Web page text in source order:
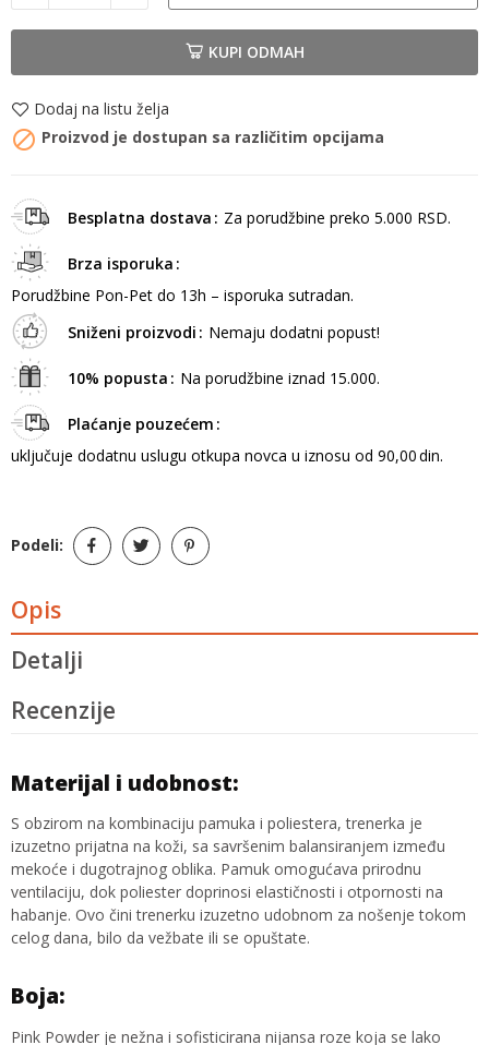
KUPI ODMAH
Dodaj na listu želja
 Proizvod je dostupan sa različitim opcijama
Besplatna dostava Za porudžbine preko 5.000 RSD.
Brza isporuka
Porudžbine Pon-Pet do 13h – isporuka sutradan.
Sniženi proizvodi
Nemaju dodatni popust!
10% popusta Na porudžbine iznad 15.000.
Plaćanje pouzećem
uključuje dodatnu uslugu otkupa novca u iznosu od 90,00 din.
Podeli:
Opis
Detalji
Recenzije
Materijal i udobnost:
S obzirom na kombinaciju pamuka i poliestera, trenerka je
izuzetno prijatna na koži, sa savršenim balansiranjem između
mekoće i dugotrajnog oblika. Pamuk omogućava prirodnu
ventilaciju, dok poliester doprinosi elastičnosti i otpornosti na
habanje. Ovo čini trenerku izuzetno udobnom za nošenje tokom
celog dana, bilo da vežbate ili se opuštate.
Boja:
Pink Powder je nežna i sofisticirana nijansa roze koja se lako